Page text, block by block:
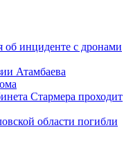
об инциденте с дронами
Атамбаева
Стармера проходит
области погибли